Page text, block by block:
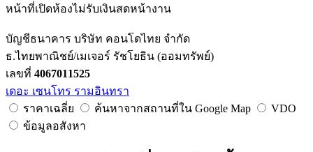
หน้าที่เปิดห้องไม่รับเงินสดหน้างาน
บัญชีธนาคาร บริษัท คอนโดไทย จำกัด
ธ.ไทยพาณิชย์/เมเจอร์ รัชโยธิน (ออมทรัพย์)
เลขที่ 4067011525
เดอะ เซนโทร รามอินทรา
ราคาเฉลี่ย
ค้นหาจากสถานที่ใน Google Map
VDO
ข้อมูลอสังหา